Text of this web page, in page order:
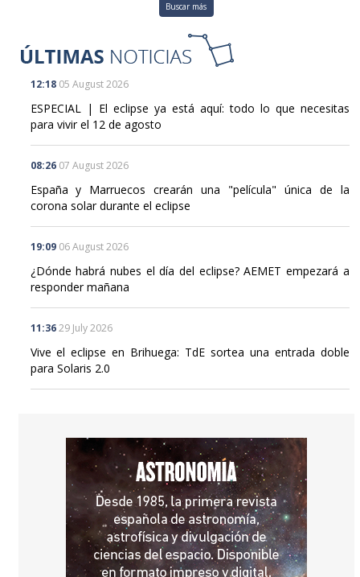
Buscar más
12:18 05 August 2026
ESPECIAL | El eclipse ya está aquí: todo lo que necesitas
para vivir el 12 de agosto
08:26 07 August 2026
España y Marruecos crearán una "película" única de la
corona solar durante el eclipse
19:09 06 August 2026
¿Dónde habrá nubes el día del eclipse? AEMET empezará a
responder mañana
11:36 29 July 2026
Vive el eclipse en Brihuega: TdE sortea una entrada doble
para Solaris 2.0